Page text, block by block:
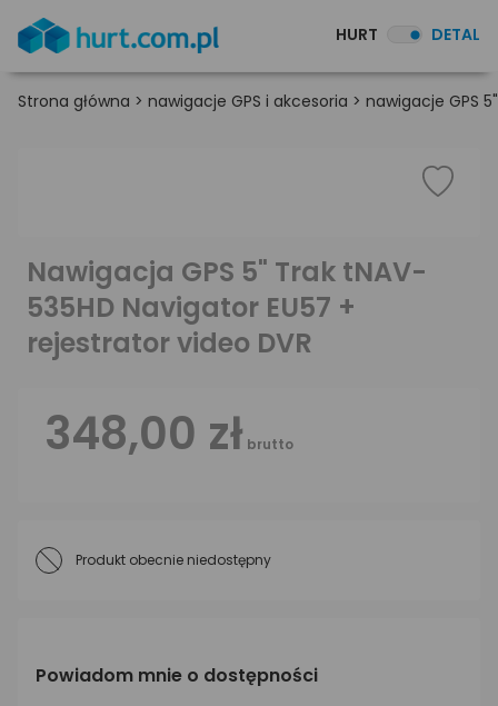
HURT DETAL
Strona główna > nawigacje GPS i akcesoria > nawigacje GPS 5"
Nawigacja GPS 5" Trak tNAV-
535HD Navigator EU57 +
rejestrator video DVR
348,00 zł brutto
Produkt obecnie niedostępny
Powiadom mnie o dostępności